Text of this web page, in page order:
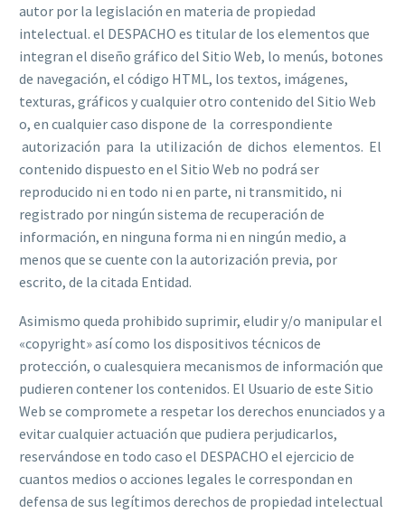
autor por la legislación en materia de propiedad
intelectual. el DESPACHO es titular de los elementos que
integran el diseño gráfico del Sitio Web, lo menús, botones
de navegación, el código HTML, los textos, imágenes,
texturas, gráficos y cualquier otro contenido del Sitio Web
o, en cualquier caso dispone de la correspondiente
autorización para la utilización de dichos elementos. El
contenido dispuesto en el Sitio Web no podrá ser
reproducido ni en todo ni en parte, ni transmitido, ni
registrado por ningún sistema de recuperación de
información, en ninguna forma ni en ningún medio, a
menos que se cuente con la autorización previa, por
escrito, de la citada Entidad.
Asimismo queda prohibido suprimir, eludir y/o manipular el
«copyright» así como los dispositivos técnicos de
protección, o cualesquiera mecanismos de información que
pudieren contener los contenidos. El Usuario de este Sitio
Web se compromete a respetar los derechos enunciados y a
evitar cualquier actuación que pudiera perjudicarlos,
reservándose en todo caso el DESPACHO el ejercicio de
cuantos medios o acciones legales le correspondan en
defensa de sus legítimos derechos de propiedad intelectual